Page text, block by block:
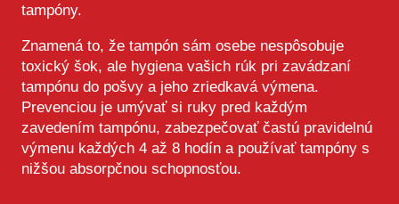
tampóny.
Znamená to, že tampón sám osebe nespôsobuje
toxický šok, ale hygiena vašich rúk pri zavádzaní
tampónu do pošvy a jeho zriedkavá výmena.
Prevenciou je umývať si ruky pred každým
zavedením tampónu, zabezpečovať častú pravidelnú
výmenu každých 4 až 8 hodín a používať tampóny s
nižšou absorpčnou schopnosťou.